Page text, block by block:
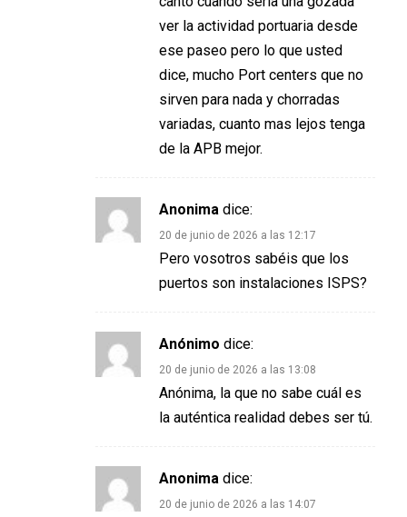
ver la actividad portuaria desde
ese paseo pero lo que usted
dice, mucho Port centers que no
sirven para nada y chorradas
variadas, cuanto mas lejos tenga
de la APB mejor.
Anonima dice:
20 de junio de 2026 a las 12:17
Pero vosotros sabéis que los
puertos son instalaciones ISPS?
Anónimo dice:
20 de junio de 2026 a las 13:08
Anónima, la que no sabe cuál es
la auténtica realidad debes ser tú.
Anonima dice:
20 de junio de 2026 a las 14:07